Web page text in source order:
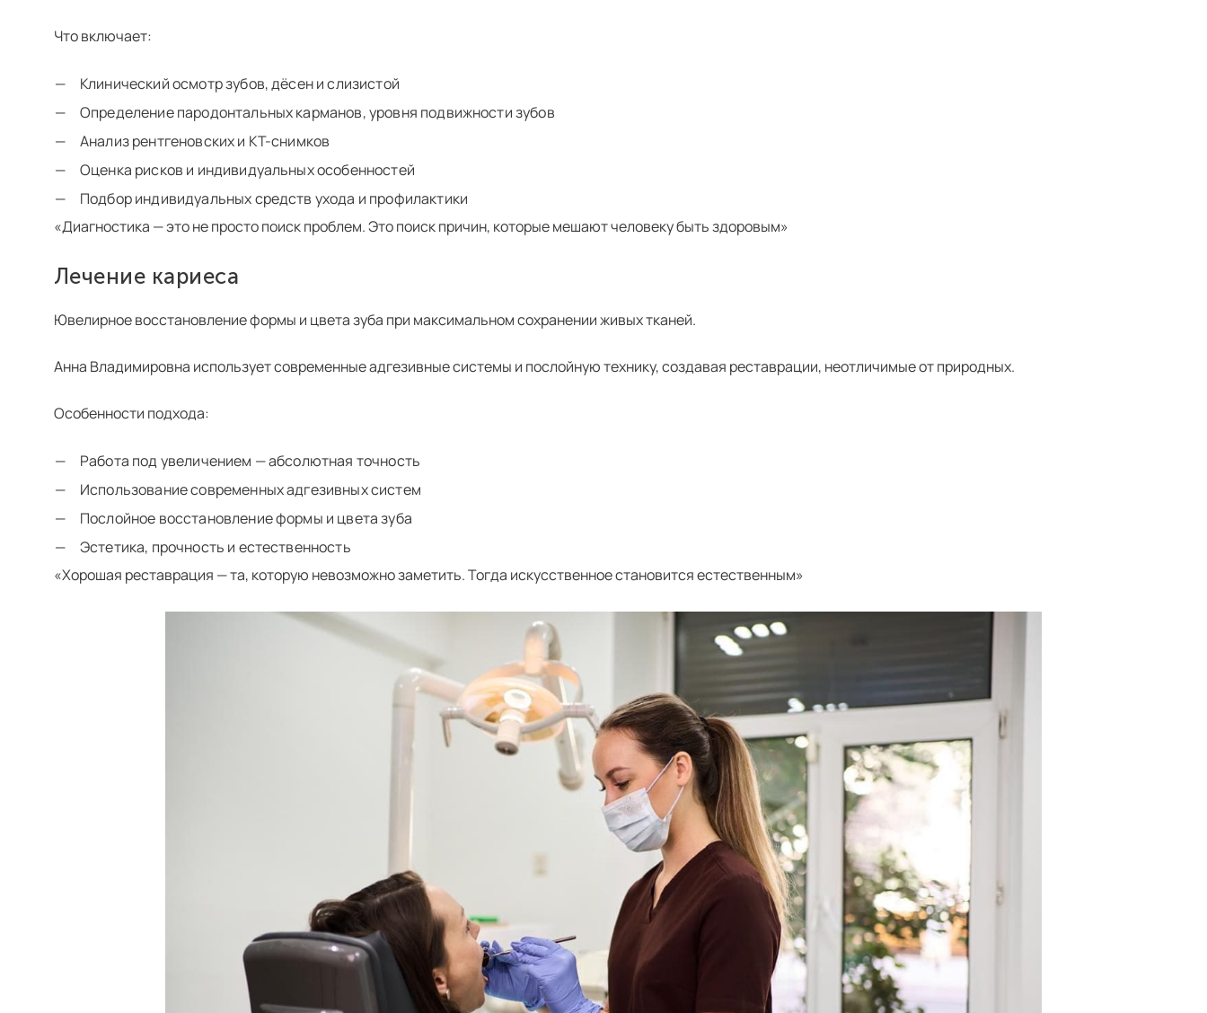
Что включает:
Клинический осмотр зубов, дёсен и слизистой
Определение пародонтальных карманов, уровня подвижности зубов
Анализ рентгеновских и КТ-снимков
Оценка рисков и индивидуальных особенностей
Подбор индивидуальных средств ухода и профилактики
«Диагностика — это не просто поиск проблем. Это поиск причин, которые мешают человеку быть здоровым»
Лечение кариеса
Ювелирное восстановление формы и цвета зуба при максимальном сохранении живых тканей.
Анна Владимировна использует современные адгезивные системы и послойную технику, создавая реставрации, неотличимые от природных.
Особенности подхода:
Работа под увеличением — абсолютная точность
Использование современных адгезивных систем
Послойное восстановление формы и цвета зуба
Эстетика, прочность и естественность
«Хорошая реставрация — та, которую невозможно заметить. Тогда искусственное становится естественным»